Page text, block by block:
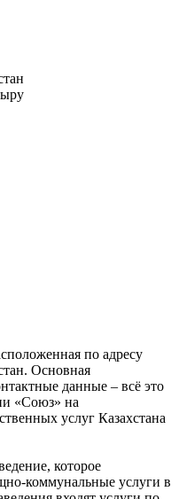
по адресу
Основная
данные – всё это
«Союз» на
услуг Казахстана
которое
коммунальные услуги в